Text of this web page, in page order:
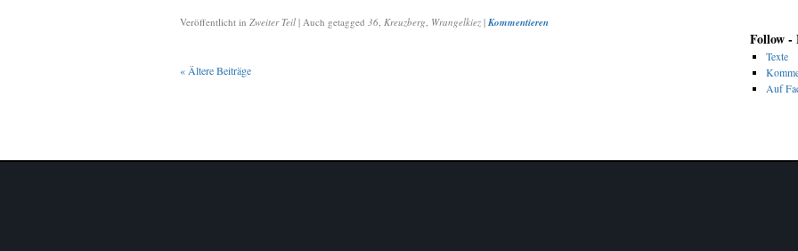
Veröffentlicht in Zweiter Teil | Auch getagged 36, Kreuzberg, Wrangelkiez | Kommentieren
« Ältere Beiträge
Follow -
Texte
Auf